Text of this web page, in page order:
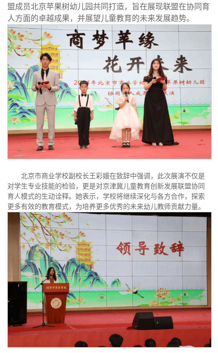
盟成员北京苹果树幼儿园共同打造，旨在展现联盟在协同育
人方面的卓越成果，并展望儿童教育的未来发展趋势。
北京市商业学校副校长王彩娥在致辞中强调，此次展演不仅是
对学生专业技能的检验，更是对京津冀儿童教育创新发展联盟协同
育人模式的生动诠释。她表示，学校将继续深化与各方合作，探索
更多有效的教育模式，为培养更多优秀的未来幼儿教师贡献力量。